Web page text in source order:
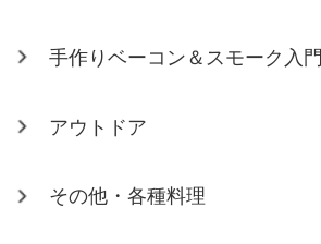
手作りベーコン＆スモーク入門
アウトドア
その他・各種料理